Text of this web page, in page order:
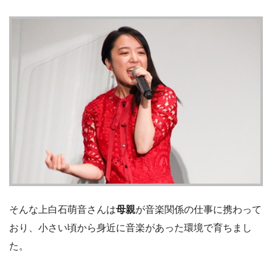
そんな上白石萌音さんは母親が音楽関係の仕事に携わって
おり、小さい頃から身近に音楽があった環境で育ちまし
た。